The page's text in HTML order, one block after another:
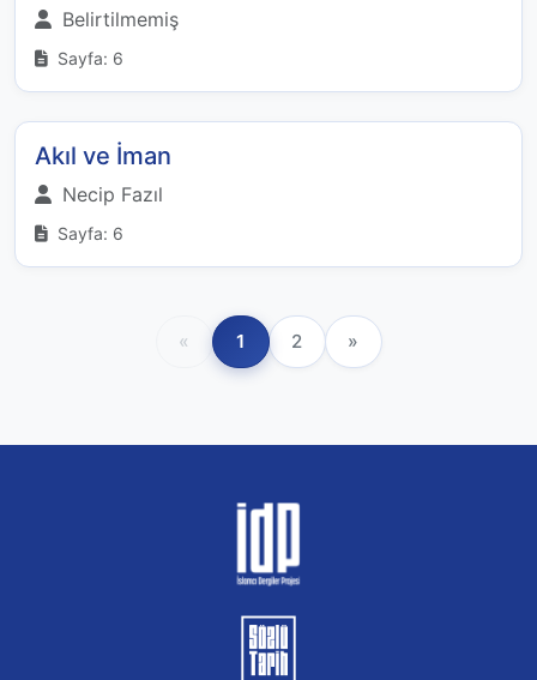
Belirtilmemiş
Sayfa: 6
Akıl ve İman
Necip Fazıl
Sayfa: 6
« 1 2 »